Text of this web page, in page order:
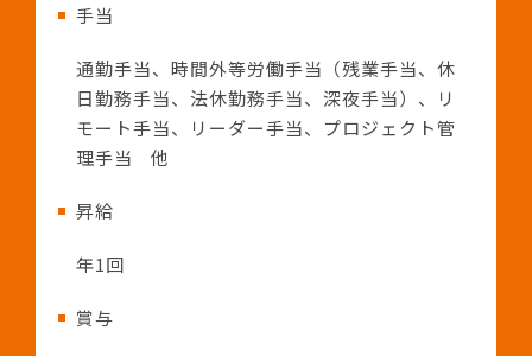
手当
通勤手当、時間外等労働手当（残業手当、休
日勤務手当、法休勤務手当、深夜手当）、リ
モート手当、リーダー手当、プロジェクト管
理手当 他
昇給
年1回
賞与